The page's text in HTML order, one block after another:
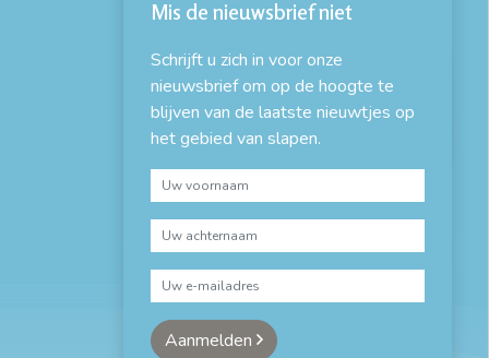
Mis de nieuwsbrief niet
Schrijft u zich in voor onze
nieuwsbrief om op de hoogte te
blijven van de laatste nieuwtjes op
het gebied van slapen.
Aanmelden